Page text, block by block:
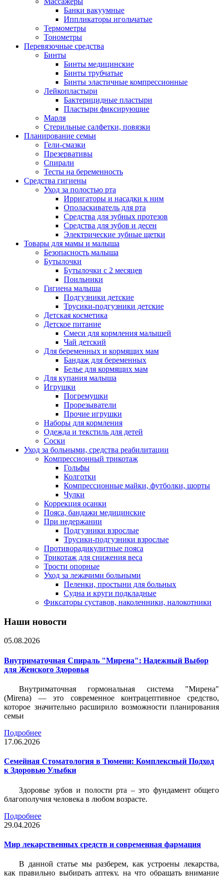
Банки вакуумные
Иппликаторы игольчатые
Термометры
Тонометры
Перевязочные средства
Бинты
Бинты медицинские
Бинты трубчатые
Бинты эластичные компрессионные
Лейкопластыри
Бактерицидные пластыри
Пластыри фиксирующие
Марля
Стерильные салфетки, повязки
Планирование семьи
Гели-смазки
Презервативы
Спирали
Тесты на беременность
Средства гигиены
Уход за полостью рта
Ирригаторы и насадки к ним
Ополаскиватель для рта
Средства для зубных протезов
Средства для зубов и десен
Электрические зубные щетки
Товары для мамы и малыша
Безопасность малыша
Бутылочки
Бутылочки с 2 месяцев
Поильники
Гигиена малыша
Подгузники детские
Трусики-подгузники детские
Детская косметика
Детское питание
Смеси для кормления малышей
Чай детский
Для беременных и кормящих мам
Бандаж для беременных
Белье для кормящих мам
Для купания малыша
Игрушки
Погремушки
Прорезыватели
Прочие игрушки
Наборы для кормления
Одежда и текстиль для детей
Соски
Уход за больными, средства реабилитации
Компрессионный трикотаж
Гольфы
Колготки
Компрессионные майки, футболки, шорты
Чулки
Коррекция осанки
Пояса, бандажи медицинские
При недержании
Подгузники взрослые
Трусики-подгузники взрослые
Противорадикулитные пояса
Трикотаж для снижения веса
Трости опорные
Уход за лежачими больными
Пеленки, простыни для больных
Судна и круги подкладные
Фиксаторы суставов, наколенники, налокотники
Наши новости
05.08.2026
Внутриматочная Спираль "Мирена": Надежный Выбор
для Женского Здоровья
Внутриматочная гормональная система "Мирена"
(Mirena) — это современное контрацептивное средство,
которое значительно расширило возможности планирования
семьи
Подробнее
17.06.2026
Семейная Стоматология в Тюмени: Комплексный Подход
к Здоровью Улыбки
Здоровье зубов и полости рта – это фундамент общего
благополучия человека в любом возрасте.
Подробнее
29.04.2026
Мир лекарственных средств и современная фармация
В данной статье мы разберем, как устроены лекарства,
как правильно выбирать аптеку, на что обращать внимание